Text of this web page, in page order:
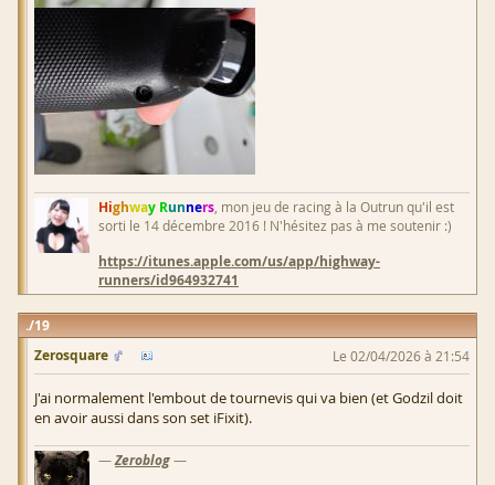
Highway Runners , mon jeu de racing à la Outrun qu'il est
sorti le 14 décembre 2016 ! N'hésitez pas à me soutenir :)
https://itunes.apple.com/us/app/highway-
runners/id964932741
19
Zerosquare
Le 02/04/2026 à 21:54
J'ai normalement l'embout de tournevis qui va bien (et Godzil doit
en avoir aussi dans son set iFixit).
—Zeroblog—